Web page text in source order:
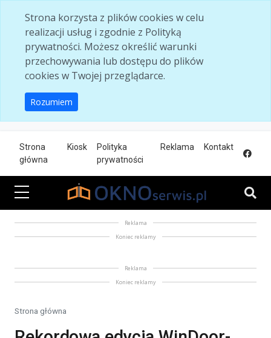
Strona korzysta z plików cookies w celu
realizacji usług i zgodnie z Polityką
prywatności. Możesz określić warunki
przechowywania lub dostępu do plików
cookies w Twojej przeglądarce.
Rozumiem
Strona
główna
Kiosk
Polityka
prywatności
Reklama Kontakt
Reklama
Koniec reklamy
Reklama
Koniec reklamy
Strona główna